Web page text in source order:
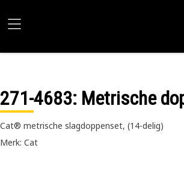
271-4683: Metrische
Cat® metrische slagdoppenset, (14-delig)
Merk: Cat